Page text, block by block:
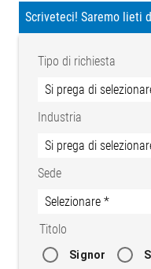
profilo) | NB = Larghezza
Possibilità di applicazione
Scriveteci! Saremo lieti
Tipo di richiesta
Industria
Sede
Titolo
Signor